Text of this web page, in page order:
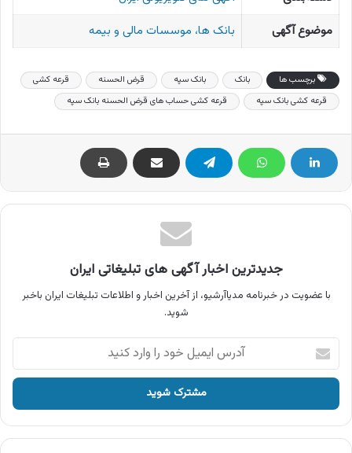
موضوع آگهی
بانک ها، موسسات مالی و بیمه
برچسب ها بانک بانک سپه قرض الحسنه
قرعه کشی
قرعه کشی بانک سپه
قرعه کشی حساب های قرض الحسنه بانک سپه
جدیدترین اخبار آگهی های تبلیغاتی ایران
با عضویت در خبرنامه مدیاآرشیو، از آخرین اخبار و اطلاعات تبلیغات ایران باخبر
شوید.
آدرس
ایمیل
خود
وارد
کنید